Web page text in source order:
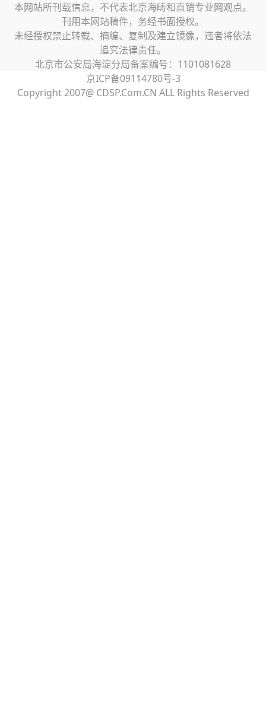
本网站所刊载信息，不代表北京海畴和直销专业网观点。
刊用本网站稿件，务经书面授权。
未经授权禁止转载、摘编、复制及建立镜像，违者将依法
追究法律责任。
北京市公安局海淀分局备案编号：1101081628
京ICP备09114780号-3
Copyright 2007@ CDSP.Com.CN ALL Rights Reserved